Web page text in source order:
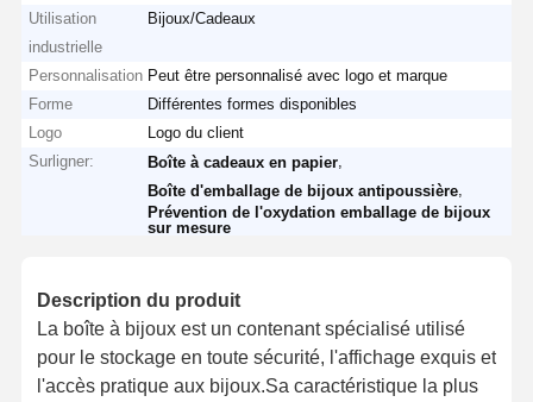
Utilisation
industrielle
Bijoux/Cadeaux
Personnalisation Peut être personnalisé avec logo et marque
Forme
Différentes formes disponibles
Logo
Logo du client
Surligner:
Boîte à cadeaux en papier
Boîte d'emballage de bijoux antipoussière
Prévention de l'oxydation emballage de bijoux
sur mesure
Description du produit
La boîte à bijoux est un contenant spécialisé utilisé
pour le stockage en toute sécurité, l'affichage exquis et
l'accès pratique aux bijoux.Sa caractéristique la plus